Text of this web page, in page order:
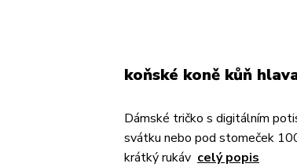
koňské koně kůň
Dámské tričko s digitálním
svátku nebo pod stomeček
krátký rukáv celý popis